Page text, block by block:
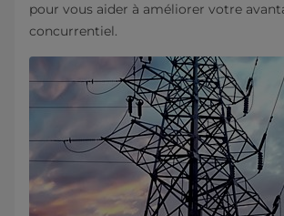
pour vous aider à améliorer votre
concurrentiel.